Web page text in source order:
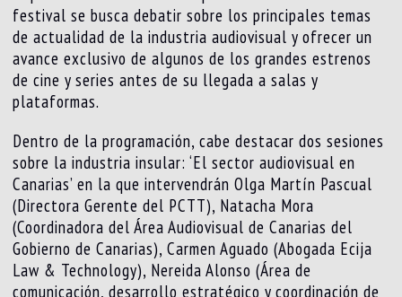
festival se busca debatir sobre los principales temas
de actualidad de la industria audiovisual y ofrecer un
avance exclusivo de algunos de los grandes estrenos
de cine y series antes de su llegada a salas y
plataformas.
Dentro de la programación, cabe destacar dos sesiones
sobre la industria insular: ‘El sector audiovisual en
Canarias’ en la que intervendrán Olga Martín Pascual
(Directora Gerente del PCTT), Natacha Mora
(Coordinadora del Área Audiovisual de Canarias del
Gobierno de Canarias), Carmen Aguado (Abogada Ecija
Law & Technology), Nereida Alonso (Área de
comunicación, desarrollo estratégico y coordinación de